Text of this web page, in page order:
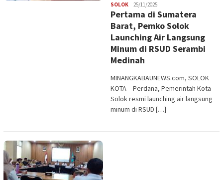
SOLOKRedaksi
25/11/2025
Pertama di Sumatera
Barat, Pemko Solok
Launching Air Langsung
Minum di RSUD Serambi
Medinah
MINANGKABAUNEWS.com, SOLOK
KOTA – Perdana, Pemerintah Kota
Solok resmi launching air langsung
minum di RSUD […]